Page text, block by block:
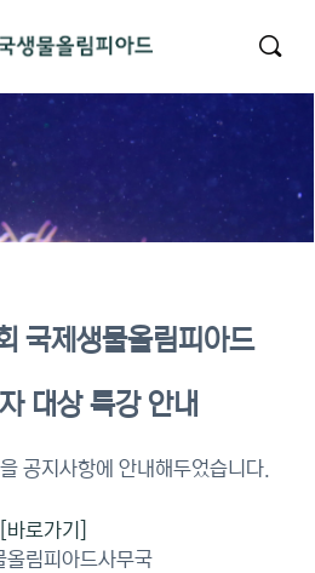
로가기
국제생물올림피아드
대상 특강 안내
공지사항에 안내해두었습니다.
[바로가기]
올림피아드사무국